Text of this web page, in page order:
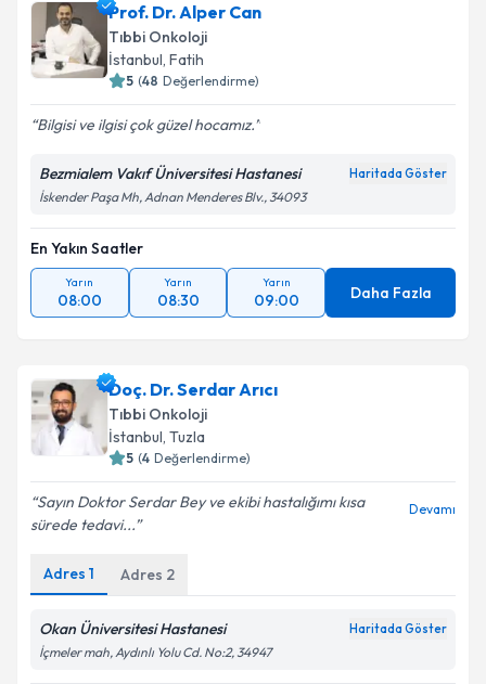
E-posta Adresiniz
Kişisel verilerimin işlenmesine ilişkin
kapsamda işlenmesini kabul ediyorum.
Prof. Dr. Alper Can
Tıbbi Onkoloji
İstanbul, Fatih
5 (48 Değerlendirme)
Bilgisi ve ilgisi çok güzel hocamız.
Bezmialem Vakıf Üniversitesi Hastanesi Haritada Göster
İskender Paşa Mh, Adnan Menderes Blv., 34093
En Yakın Saatler
Yarın
08:00
Yarın
08:30
Yarın
09:00 Daha Fazla
Doç. Dr. Serdar Arıcı
Tıbbi Onkoloji
İstanbul, Tuzla
5 (4 Değerlendirme)
Sayın Doktor Serdar Bey ve ekibi hastalığımı kısa
sürede tedavi...
Devamı
Adres 1 Adres 2
Okan Üniversitesi Hastanesi Haritada Göster
İçmeler mah, Aydınlı Yolu Cd. No:2, 34947